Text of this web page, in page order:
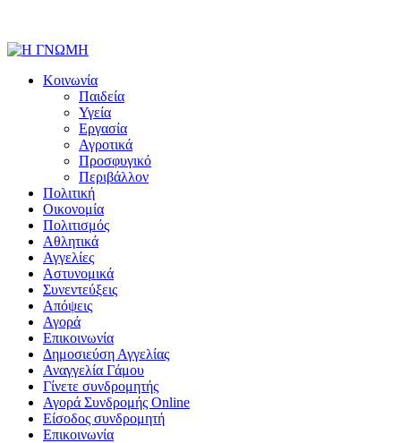
Κοινωνία
Παιδεία
Υγεία
Εργασία
Αγροτικά
Προσφυγικό
Περιβάλλον
Πολιτική
Οικονομία
Πολιτισμός
Αθλητικά
Αγγελίες
Αστυνομικά
Συνεντεύξεις
Απόψεις
Αγορά
Επικοινωνία
Δημοσιεύση Αγγελίας
Αναγγελία Γάμου
Γίνετε συνδρομητής
Αγορά Συνδρομής Online
Είσοδος συνδρομητή
Επικοινωνία